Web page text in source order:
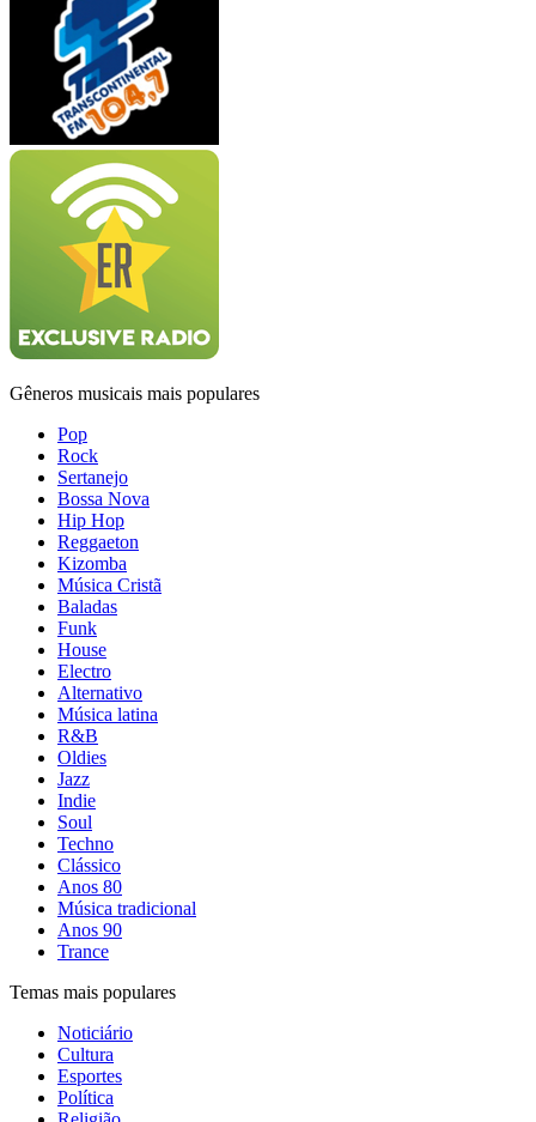
Gêneros musicais mais populares
Pop
Rock
Sertanejo
Bossa Nova
Hip Hop
Reggaeton
Kizomba
Música Cristã
Baladas
Funk
House
Electro
Alternativo
Música latina
R&B
Oldies
Jazz
Indie
Soul
Techno
Clássico
Anos 80
Música tradicional
Anos 90
Trance
Temas mais populares
Noticiário
Cultura
Esportes
Política